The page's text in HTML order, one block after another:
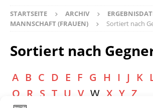
STARTSEITE ARCHIV
MANNSCHAFT (FRAUEN)
Sortiert nach
Sortiert nach
A B C D E F G H I J K
Q R S T U V W X Y Z